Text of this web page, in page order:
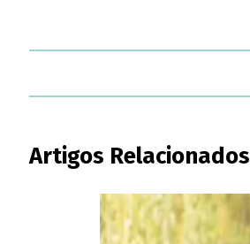
Artigos Relacionados